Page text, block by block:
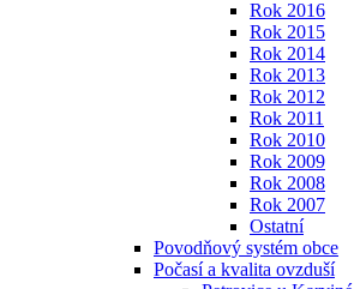
Rok 2016
Rok 2015
Rok 2014
Rok 2013
Rok 2012
Rok 2011
Rok 2010
Rok 2009
Rok 2008
Rok 2007
Ostatní
Povodňový systém obce
Počasí a kvalita ovzduší